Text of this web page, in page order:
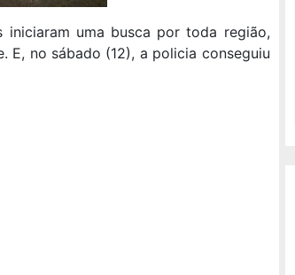
iniciaram uma busca por toda região,
no sábado (12), a policia conseguiu